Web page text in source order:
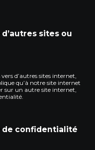
sites ou
d’autres sites internet,
qu’à notre site internet
sur un autre site internet,
de confidentialité